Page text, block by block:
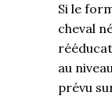
Si le
cheval
au
prévu